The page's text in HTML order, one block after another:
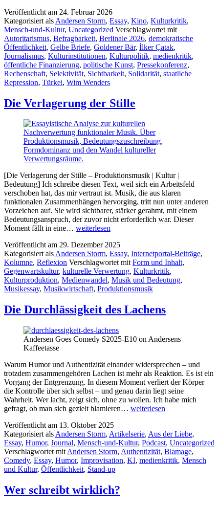
Veröffentlicht am 24. Februar 2026
Kategorisiert als Andersen Storm, Essay, Kino, Kulturkritik,
Mensch-und-Kultur, Uncategorized Verschlagwortet mit
Autoritarismus, Befragbarkeit, Berlinale 2026, demokratische
Öffentlichkeit, Gelbe Briefe, Goldener Bär, İlker Çatak,
Journalismus, Kulturinstitutionen, Kulturpolitik, medienkritik,
öffentliche Finanzierung, politische Kunst, Pressekonferenz,
Rechenschaft, Selektivität, Sichtbarkeit, Solidarität, staatliche
Repression, Türkei, Wim Wenders
Die Verlagerung der Stille
[Die Verlagerung der Stille – Produktionsmusik | Kultur |
Bedeutung] Ich schreibe diesen Text, weil sich ein Arbeitsfeld
verschoben hat, das mir vertraut ist. Musik, die aus klaren
funktionalen Zusammenhängen hervorging, tritt nun unter anderen
Vorzeichen auf. Sie wird sichtbarer, stärker gerahmt, mit einem
Bedeutungsanspruch, der zuvor nicht erforderlich war. Dieser
Moment fällt in eine… Die
der
Stille
weiterlesen
Veröffentlicht am 29. Dezember 2025
Kategorisiert alsAndersen Storm, Essay, Internetportal-Beiträge,
Kolumne, Reflexion Verschlagwortet mitForm und Inhalt,
Gegenwartskultur, kulturelle Verwertung, Kulturkritik,
Kulturproduktion, Medienwandel, Musik und Bedeutung,
Musikessay, Musikwirtschaft, Produktionsmusik
Die Durchlässigkeit des Lachens
Andersen Goes Comedy S2025-E10 on Andersens
Kaffeetasse
Warum Humor und Authentizität einander widersprechen – und
trotzdem zusammengehören Lachen ist mehr als Reaktion. Es ist ein
Vorgang der Entgrenzung. In diesem Moment verliert der Körper
die Kontrolle über sich selbst – und genau darin liegt seine
Wahrheit. Wer lacht, zeigt sich, ohne zu wollen. Ich habe mich
gefragt, ob man sich gezielt blamieren… Die
Lachens
weiterlesen
Veröffentlicht am 13. Oktober 2025
Kategorisiert als Andersen Storm, Artikelserie, Aus der Liebe,
Essay, Humor, Journal, Mensch-und-Kultur, Podcast, Uncategorized
Verschlagwortet mit Andersen Storm, Authentizität, Blamage,
Comedy, Essay, Humor, Improvisation, KI, medienkritik, Mensch
und Kultur, Öffentlichkeit, Stand-up
Wer schreibt wirklich?